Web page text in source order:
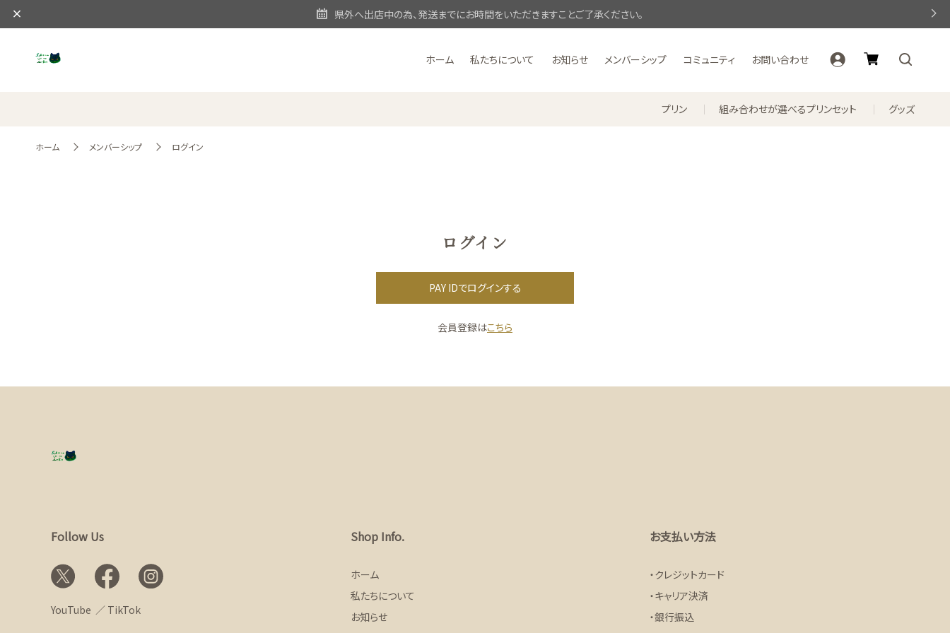
県外へ出店中の為、発送までにお時間をいただきますことご了承ください。
ホーム 私たちについて お知らせ メンバーシップ コミュニティ お問い合わせ
プリン 組み合わせが選べるプリンセット グッズ
ホーム メンバーシップ ログイン
ログイン
PAY IDでログインする
会員登録はこちら
Follow Us
YouTube TikTok
Shop Info.
ホーム
私たちについて
お知らせ
お支払い方法
クレジットカード
キャリア決済
銀行振込